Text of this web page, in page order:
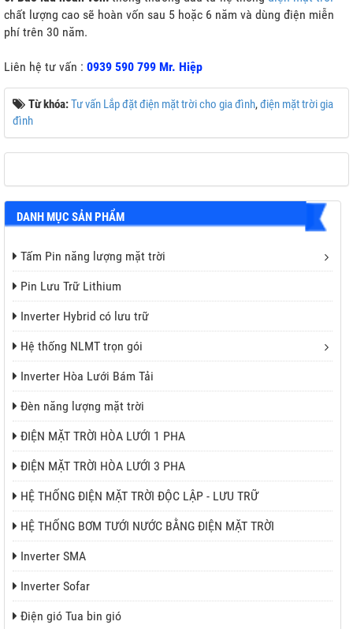
chất lượng cao sẽ hoàn vốn sau 5 hoặc 6 năm và dùng điện miễn
phí trên 30 năm.
Liên hệ tư vấn : 0939 590 799 Mr. Hiệp
Từ khóa:Tư vấn Lắp đặt điện mặt trời cho gia đình,điện mặt trời gia
đình
DANH MỤC SẢN PHẨM
Tấm Pin năng lượng mặt trời
Pin Lưu Trữ Lithium
Inverter Hybrid có lưu trữ
Hệ thống NLMT trọn gói
Inverter Hòa Lưới Bám Tải
Đèn năng lượng mặt trời
ĐIỆN MẶT TRỜI HÒA LƯỚI 1 PHA
ĐIỆN MẶT TRỜI HÒA LƯỚI 3 PHA
HỆ THỐNG ĐIỆN MẶT TRỜI ĐỘC LẬP - LƯU TRỮ
HỆ THỐNG BƠM TƯỚI NƯỚC BẰNG ĐIỆN MẶT TRỜI
Inverter SMA
Inverter Sofar
Điện gió Tua bin gió